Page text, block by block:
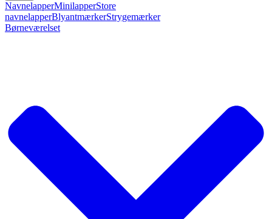
NavnelapperMinilapperStore
navnelapperBlyantmærkerStrygemærker
Børneværelset